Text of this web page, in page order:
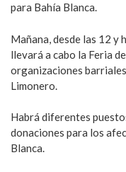
para Bahía Blanca.
Mañana, desde las 12 y
llevará a cabo la Feria
organizaciones
Limonero.
Habrá diferentes
donaciones para los
Blanca.